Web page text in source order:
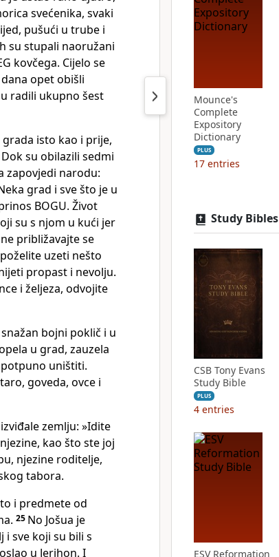
svećenika, svaki
pušući u trube i
su stupali naoružani
kovčega. Cijelo se
opet obišli
radili ukupno šest
isto kao i prije,
Dok su obilazili sedmi
zapovjedi narodu:
grad i sve što je u
BOGU. Život
su s njom u kući jer
približavajte se
uzeti nešto
propast i nevolju.
i željeza, odvojite
bojni poklič i u
u grad, zauzela
potpuno uništiti.
goveda, ovce i
zemlju: »Idite
kao što ste joj
njezine roditelje,
tabora.
i predmete od
25 No Jošua je
sve koji su bili s
u Jerihon. I
Mounce's
Complete
Expository
Dictionary
PLUS
17 entries
Study Bibles
CSB Tony Evans
Study Bible
PLUS
4 entries
ESV Reformation